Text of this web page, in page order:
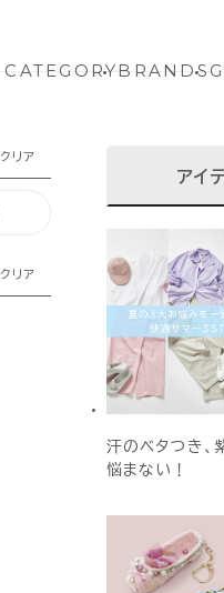
CATEGORYBRANDS
クリア
クリア
アイ
汗のベタつき、
悩まない！